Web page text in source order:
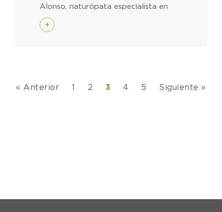
Alonso, naturópata especialista en
+
« Anterior 1 2 3 4 5 Siguiente »